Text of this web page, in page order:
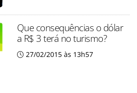
Que consequências o dólar
a R$ 3 terá no turismo?
27/02/2015 às 13h57